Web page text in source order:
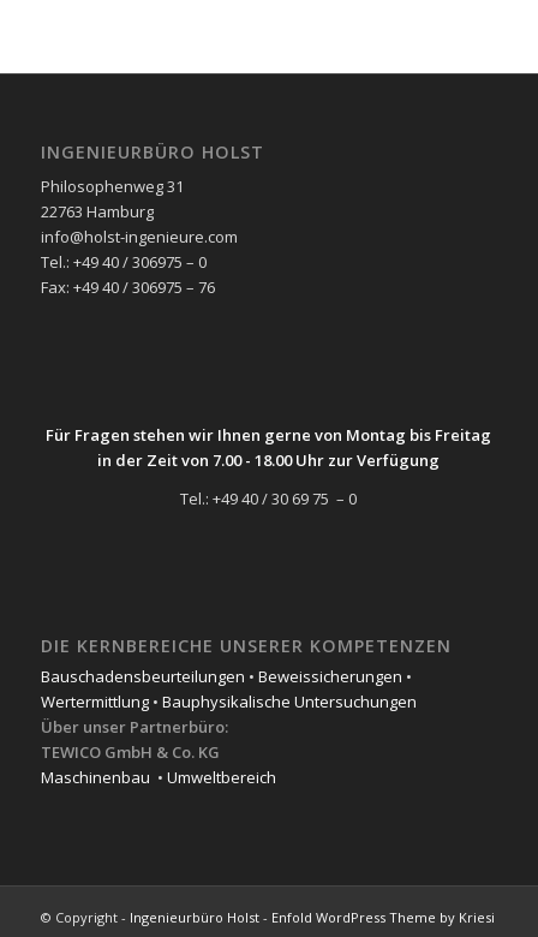
INGENIEURBÜRO HOLST
Philosophenweg 31
22763 Hamburg
info@holst-ingenieure.com
Tel.: +49 40 / 306975 – 0
Fax: +49 40 / 306975 – 76
Für Fragen stehen wir Ihnen gerne von Montag bis Freitag
in der Zeit von 7.00 - 18.00 Uhr zur Verfügung
Tel.: +49 40 / 30 69 75 – 0
DIE KERNBEREICHE UNSERER KOMPETENZEN
Bauschadensbeurteilungen • Beweissicherungen •
Wertermittlung• Bauphysikalische Untersuchungen
Über unser Partnerbüro:
TEWICO GmbH & Co. KG
Maschinenbau • Umweltbereich
© Copyright - Ingenieurbüro Holst- Enfold WordPress Theme by Kriesi